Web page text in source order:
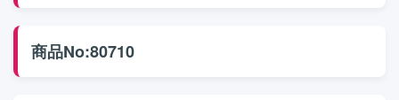
商品No:80710